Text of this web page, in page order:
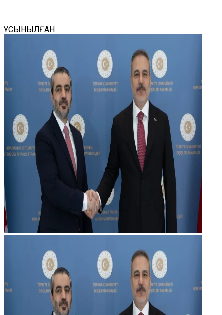
ҰСЫНЫЛҒАН